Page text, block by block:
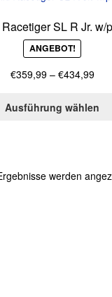
SL R Jr. w/
ANGEBOT!
€359,99 – €434,99
bis
Ausführung wählen
werden